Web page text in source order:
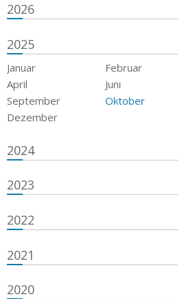
2026
2025
Januar Februar
April
Juni
September
Oktober
Dezember
2024
2023
2022
2021
2020